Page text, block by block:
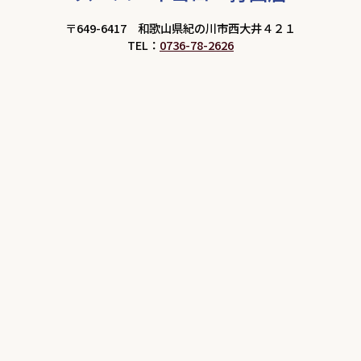
〒649-6417 和歌山県紀の川市西大井４２１
TEL： 0736-78-2626